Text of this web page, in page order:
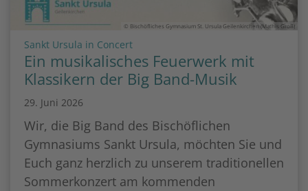
© Bischöfliches Gymnasium St. Ursula Geilenkirchen (Mathis Groß)
Sankt Ursula in Concert:
Ein musikalisches Feuerwerk mit
Klassikern der Big Band-Musik
29. Juni 2026
Wir, die Big Band des Bischöflichen
Gymnasiums Sankt Ursula, möchten Sie und
Euch ganz herzlich zu unserem traditionellen
Sommerkonzert am kommenden